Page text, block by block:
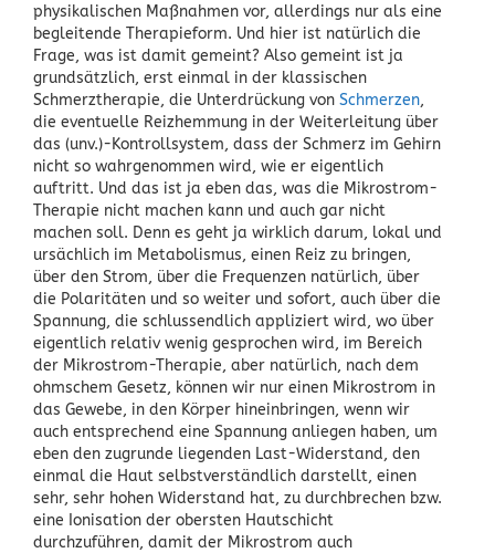
physikalischen Maßnahmen vor, allerdings nur als eine
begleitende Therapieform. Und hier ist natürlich die
Frage, was ist damit gemeint? Also gemeint ist ja
grundsätzlich, erst einmal in der klassischen
Schmerztherapie, die Unterdrückung von Schmerzen,
die eventuelle Reizhemmung in der Weiterleitung über
das (unv.)-Kontrollsystem, dass der Schmerz im Gehirn
nicht so wahrgenommen wird, wie er eigentlich
auftritt. Und das ist ja eben das, was die Mikrostrom-
Therapie nicht machen kann und auch gar nicht
machen soll. Denn es geht ja wirklich darum, lokal und
ursächlich im Metabolismus, einen Reiz zu bringen,
über den Strom, über die Frequenzen natürlich, über
die Polaritäten und so weiter und sofort, auch über die
Spannung, die schlussendlich appliziert wird, wo über
eigentlich relativ wenig gesprochen wird, im Bereich
der Mikrostrom-Therapie, aber natürlich, nach dem
ohmschem Gesetz, können wir nur einen Mikrostrom in
das Gewebe, in den Körper hineinbringen, wenn wir
auch entsprechend eine Spannung anliegen haben, um
eben den zugrunde liegenden Last-Widerstand, den
einmal die Haut selbstverständlich darstellt, einen
sehr, sehr hohen Widerstand hat, zu durchbrechen bzw.
eine Ionisation der obersten Hautschicht
durchzuführen, damit der Mikrostrom auch